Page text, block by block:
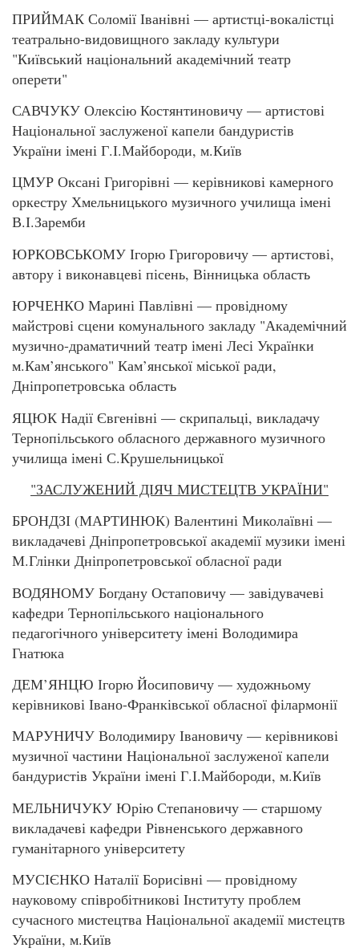
ПРИЙМАК Соломії Іванівні — артистці-вокалістці
театрально-видовищного закладу культури
"Київський національний академічний театр
оперети"
САВЧУКУ Олексію Костянтиновичу — артистові
Національної заслуженої капели бандуристів
України імені Г.І.Майбороди, м.Київ
ЦМУР Оксані Григорівні — керівникові камерного
оркестру Хмельницького музичного училища імені
В.І.Заремби
ЮРКОВСЬКОМУ Ігорю Григоровичу — артистові,
автору і виконавцеві пісень, Вінницька область
ЮРЧЕНКО Марині Павлівні — провідному
майстрові сцени комунального закладу "Академічний
музично-драматичний театр імені Лесі Українки
м.Кам’янського" Кам’янської міської ради,
Дніпропетровська область
ЯЦЮК Надії Євгенівні — скрипальці, викладачу
Тернопільського обласного державного музичного
училища імені С.Крушельницької
"ЗАСЛУЖЕНИЙ ДІЯЧ МИСТЕЦТВ УКРАЇНИ"
БРОНДЗІ (МАРТИНЮК) Валентині Миколаївні —
викладачеві Дніпропетровської академії музики імені
М.Глінки Дніпропетровської обласної ради
ВОДЯНОМУ Богдану Остаповичу — завідувачеві
кафедри Тернопільського національного
педагогічного університету імені Володимира
Гнатюка
ДЕМ’ЯНЦЮ Ігорю Йосиповичу — художньому
керівникові Івано-Франківської обласної філармонії
МАРУНИЧУ Володимиру Івановичу — керівникові
музичної частини Національної заслуженої капели
бандуристів України імені Г.І.Майбороди, м.Київ
МЕЛЬНИЧУКУ Юрію Степановичу — старшому
викладачеві кафедри Рівненського державного
гуманітарного університету
МУСІЄНКО Наталії Борисівні — провідному
науковому співробітникові Інституту проблем
сучасного мистецтва Національної академії мистецтв
України, м.Київ